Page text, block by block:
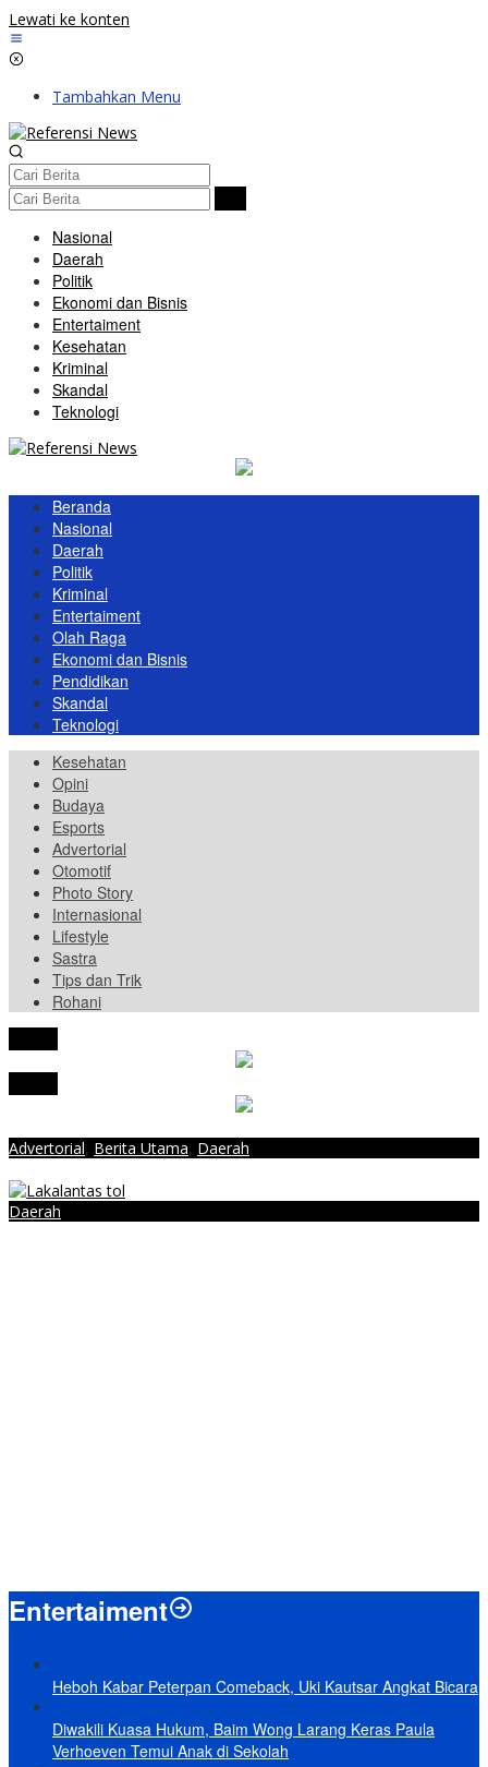
Lewati ke konten
Tambahkan Menu
Nasional
Daerah
Politik
Ekonomi dan Bisnis
Entertaiment
Kesehatan
Kriminal
Skandal
Teknologi
Beranda
Nasional
Daerah
Politik
Kriminal
Entertaiment
Olah Raga
Ekonomi dan Bisnis
Pendidikan
Skandal
Teknologi
Kesehatan
Opini
Budaya
Esports
Advertorial
Otomotif
Photo Story
Internasional
Lifestyle
Sastra
Tips dan Trik
Rohani
Advertorial, Berita Utama, Daerah
Daerah
Entertaiment
Heboh Kabar Peterpan Comeback, Uki Kautsar Angkat Bicara
Diwakili Kuasa Hukum, Baim Wong Larang Keras Paula
Verhoeven Temui Anak di Sekolah